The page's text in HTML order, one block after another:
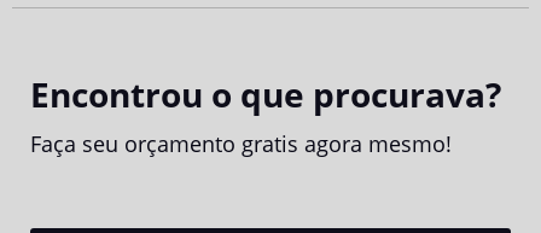
Encontrou o que procurava?
Faça seu orçamento gratis agora mesmo!